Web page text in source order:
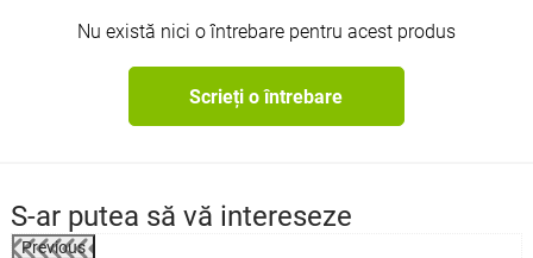
Nu există nici o întrebare pentru acest produs
Scrieți o întrebare
S-ar putea să vă intereseze
Previous